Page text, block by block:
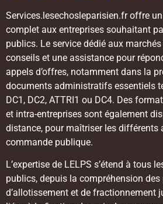
Services.lesechosleparisien.fr offre
complet aux entreprises souhaitant
publics. Le service dédié aux
conseils et une assistance pour
appels d’offres, notamment dans la
documents administratifs essentiels
DC1, DC2, ATTRI1 ou DC4. Des
et intra-entreprises sont également
distance, pour maîtriser les différents
commande publique.
L’expertise de LELPS s’étend à tous
publics, depuis la compréhension des
d’allotissement et de fractionnement